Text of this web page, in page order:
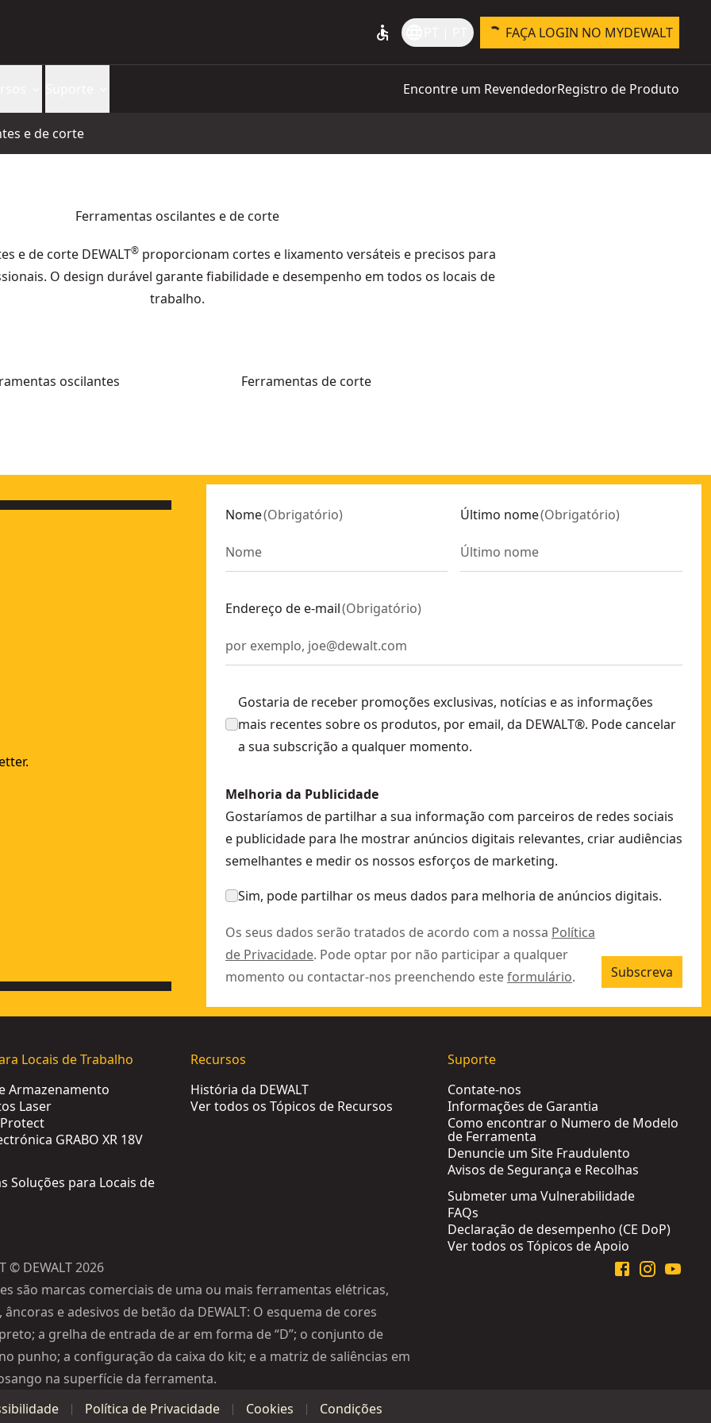
accessible FAÇA LOGIN NO MYDEWALT
Encontre um RevendedorRegistro de Produto
e de corte
Ferramentas oscilantes e de corte
e de corte DEWALT® proporcionam cortes e lixamento versáteis e precisos para
O design durável garante fiabilidade e desempenho em todos os locais de
trabalho.
oscilantes Ferramentas de corte
DCE555N-XJ
- 2 x 5Ah- SKU:DCS356P2-QW
Nome(Obrigatório) Último nome(Obrigatório)
Endereço de e-mail(Obrigatório)
Gostaria de receber promoções exclusivas, notícias e as informações
mais recentes sobre os produtos, por email, da DEWALT®. Pode cancelar
a sua subscrição a qualquer momento.
Melhoria da Publicidade
Gostaríamos de partilhar a sua informação com parceiros de redes sociais
e publicidade para lhe mostrar anúncios digitais relevantes, criar audiências
semelhantes e medir os nossos esforços de marketing.
Sim, pode partilhar os meus dados para melhoria de anúncios digitais.
Os seus dados serão tratados de acordo com a nossa Política
de Privacidade. Pode optar por não participar a qualquer
momento ou contactar-nos preenchendo esteformulário. Subscreva
Locais de Trabalho
Armazenamento
Laser
GRABO XR 18V
Soluções para Locais de
Recursos
História da DEWALT
Ver todos os Tópicos de Recursos
Suporte
Contate-nos
Informações de Garantia
Como encontrar o Numero de Modelo
de Ferramenta
Denuncie um Site Fraudulento
Avisos de Segurança e Recolhas
Submeter uma Vulnerabilidade
FAQs
Declaração de desempenho (CE DoP)
Ver todos os Tópicos de Apoio
© DEWALT 2026
são marcas comerciais de uma ou mais ferramentas elétricas,
âncoras e adesivos de betão da DEWALT: O esquema de cores
a grelha de entrada de ar em forma de “D”; o conjunto de
punho; a configuração da caixa do kit; e a matriz de saliências em
na superfície da ferramenta.
Política de Privacidade Cookies Condições